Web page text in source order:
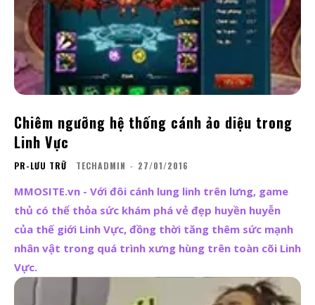
Chiêm ngưỡng hệ thống cánh ảo diệu trong
Linh Vực
PR-LƯU TRỮ TECHADMIN - 27/01/2016
MMOSITE.vn - Với đôi cánh lung linh trên lưng, game
thủ có thể thỏa sức khám phá vẻ đẹp huyền huyễn
của thế giới Linh Vực, đồng thời tăng thêm sức mạnh
nhân vật trong quá trình xưng hùng trên toàn cõi Linh
Vực.